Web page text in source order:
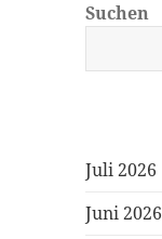
Suchen
Juli 2026
Juni 2026